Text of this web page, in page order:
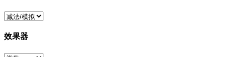
效果器